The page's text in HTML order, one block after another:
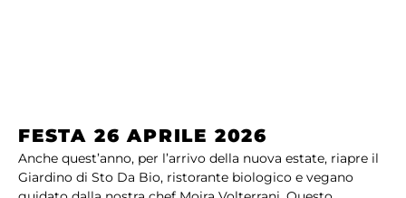
FESTA 26 APRILE 2026
Anche quest’anno, per l’arrivo della nuova estate, riapre il
Giardino di Sto Da Bio, ristorante biologico e vegano